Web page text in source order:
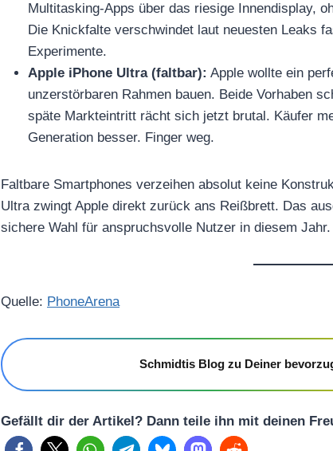
Multitasking-Apps über das riesige Innendisplay,
Die Knickfalte verschwindet laut neuesten Leaks
Experimente.
Apple iPhone Ultra (faltbar): Apple wollte ein
unzerstörbaren Rahmen bauen. Beide Vorhaben
späte Markteintritt rächt sich jetzt brutal. Käufer
Generation besser. Finger weg.
Faltbare Smartphones verzeihen absolut keine
Ultra zwingt Apple direkt zurück ans Reißbrett. Das
sichere Wahl für anspruchsvolle Nutzer in diesem Jahr.
Quelle: PhoneArena
Schmidtis Blog zu Deiner
Gefällt dir der Artikel? Dann teile ihn mit deinen